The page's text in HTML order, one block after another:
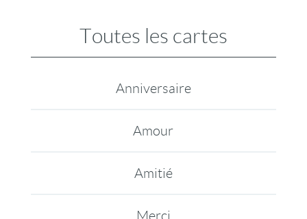
Toutes les cartes
Anniversaire
Amour
Amitié
Merci